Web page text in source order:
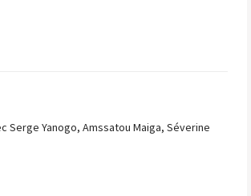
Serge Yanogo, Amssatou Maiga, Séverine